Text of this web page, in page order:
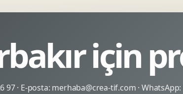
için
97· E-posta: merhaba@crea-tif.com · WhatsApp: